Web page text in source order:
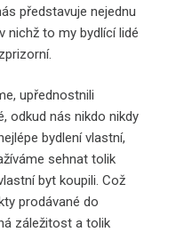
představuje nejednu
nichž to my bydlící lidé
upřednostnili
odkud nás nikdo nikdy
bydlení vlastní,
sehnat tolik
byt koupili. Což
prodávané do
záležitost a tolik